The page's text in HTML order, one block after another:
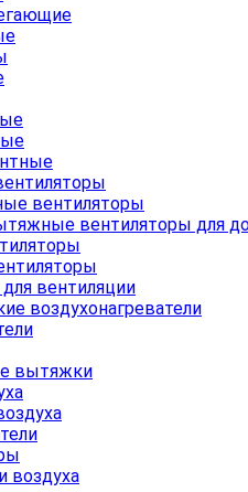
вентиляторы
вентиляторы для
вентиляции
воздухонагреватели
вытяжки
воздуха